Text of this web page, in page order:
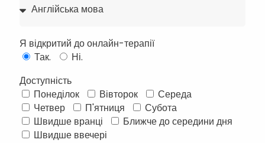
Я відкритий до онлайн-терапії
Так.
Ні.
Доступність
Понеділок
Вівторок
Середа
Четвер
П'ятниця
Субота
Швидше вранці
Ближче до середини дня
Швидше ввечері
Deutsch
Français